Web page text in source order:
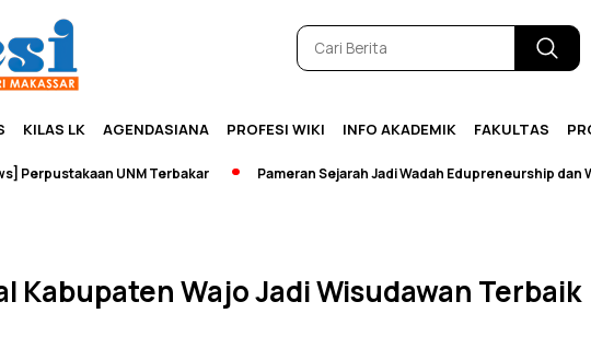
KILAS LK AGENDASIANA PROFESI WIKI INFO AKADEMIK FAKULTAS
UNM Terbakar Pameran Sejarah Jadi Wadah Edupreneurship dan Wisata
Kabupaten Wajo Jadi Wisudawan Terbaik